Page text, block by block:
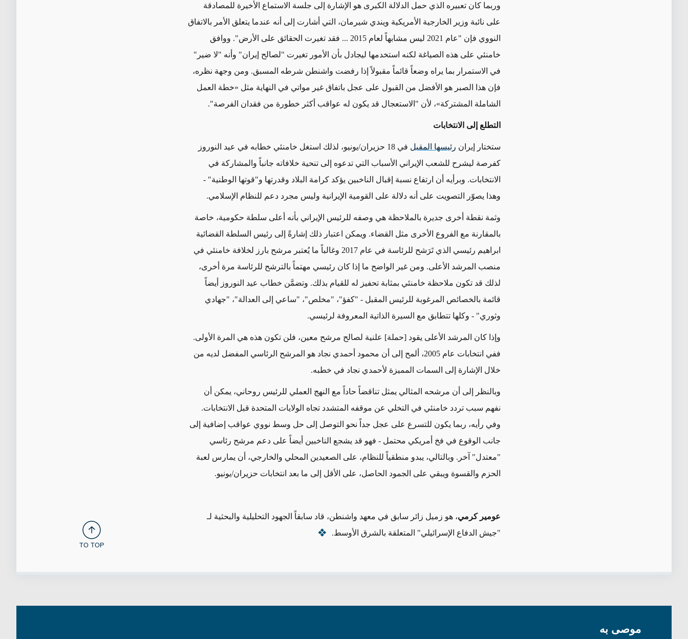
وربما كان تعبيره الذي حمل الدلالة الكبرى هو الإشارة إلى جلسة الاستماع الأخيرة للمصادقة
على نائبة وزير الخارجية الأمريكية ويندي شيرمان، التي أشارت إلى أنه عندما يتعلق الأمر بالاتفاق
النووي فإن "عام 2021 ليس مشابهاً لعام 2015 ... فقد تغيرت الحقائق على الأرض".
ووافق
خامنئي على هذه الصياغة لكنه استخدمها ليجادل بأن الأمور تغيرت "لصالح إيران" وأنه "لا ضير"
في الاستمرار بما يراه وضعاً قائماً مقبولاً إذا رفضت واشنطن شرطه المسبق. ومن وجهة نظره،
فإن هذا الصبر هو الأفضل من القبول على عجل باتفاق غير مواتي في النهاية مثل «خطة العمل
الشاملة المشتركة»، لأن "الاستعجال قد يكون له عواقب أكثر خطورة من فقدان الفرصة".
التطلع إلى الانتخابات
ستختار إيران رئيسها المقبل في 18 حزيران/يونيو، لذلك استغل خامنئي خطابه في عيد النوروز
كفرصة ليشرح للشعب الإيراني الأسباب التي تدعوه إلىتنحية خلافاته جانباً والمشاركة في
الانتخابات. وبرأيه أن ارتفاع نسبة إقبال الناخبين يؤكد كرامة البلاد وقدرتها و"قوتها الوطنية" -
وهذا يصوّر التصويت على أنه دلالة على القومية الإيرانية وليس مجرد دعم للنظام الإسلامي.
وثمة نقطة أخرى جديرة بالملاحظةهي وصفه للرئيس الإيراني بأنه أعلى سلطة حكومية، خاصة
بالمقارنة مع الفروع الأخرى مثل القضاء. ويمكن اعتبار ذلك إشارةً إلى رئيس السلطة القضائية
ابراهيم رئيسي الذي تَرَشح للرئاسة في عام 2017
وغالباً ما يُعتبر مرشح بارز لخلافة خامنئي في
منصب المرشد الأعلى. ومن غير الواضح ما إذا كان رئيسي مهتماً بالترشح للرئاسة مرة أخرى،
لذلك قد تكون ملاحظة خامنئي بمثابة تحفيز له للقيام بذلك. وتضمَّن خطاب عيد النوروز أيضاً
قائمة بالخصائص المرغوبة للرئيس المقبل - "كفؤ"، "مخلص"، "ساعي إلى العدالة"، "جهادي
وثوري" - وكلها تتطابق مع السيرة الذاتية المعروفة لرئيسي.
وإذا كان المرشد الأعلى يقود [حملة] علنية لصالح مرشح معين، فلن تكون هذه هي المرة الأولى.
ففي انتخابات عام 2005، ألمح إلى أن محمود أحمدي نجاد هو المرشح الرئاسي المفضل لديه من
خلال الإشارة إلى السمات المميزة لأحمدي نجاد في خطبه.
وبالنظر إلى أن مرشحه المثالي يمثل تناقضاً حاداً مع النهج العملي للرئيس روحاني، يمكن أن
نفهم سبب تردد خامنئي في التخلي عن موقفه المتشدد تجاه الولايات المتحدة قبل الانتخابات.
وفي رأيه، ربما يكون للتسرع على عجل جداً نحو التوصل إلى حل وسط نووي عواقب إضافية إلى
جانب الوقوع في فخ أمريكي محتمل - فهو قد يشجع الناخبين أيضاً على دعم مرشح رئاسي
"معتدل" آخر. وبالتالي، يبدو منطقياً للنظام، على الصعيدين المحلي والخارجي، أن يمارس لعبة
الحزم والقسوة ويبقي على الجمود الحاصل، على الأقل إلى ما بعد انتخابات حزيران/يونيو.
عومير كرمي، هو زميل زائر سابق في معهد واشنطن، قاد سابقاً الجهود التحليلية والبحثية لـ
"جيش الدفاع الإسرائيلي" المتعلقة بالشرق الأوسط.
TO TOP
موصى به